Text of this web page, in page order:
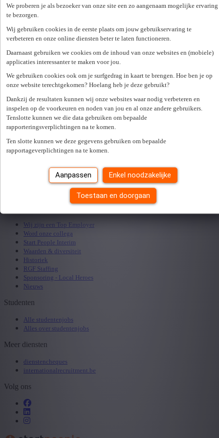
We proberen je als bezoeker van onze site een zo aangenaam mogelijke ervaring
te bezorgen.
Wij gebruiken cookies in de eerste plaats om jouw gebruikservaring te
verbeteren en onze online diensten beter te laten functioneren.
Daarnaast gebruiken we cookies om de inhoud van onze websites en (mobiele)
applicaties interessanter te maken voor jou.
We gebruiken cookies ook om je surfgedrag in kaart te brengen. Hoe ben je op
onze website terechtgekomen? Hoelang heb je deze gebruikt?
Dankzij de resultaten kunnen wij onze websites waar nodig verbeteren en
inspelen op de voorkeuren en noden van jou en al onze andere gebruikers.
Tenslotte kunnen we die data gebruiken om bepaalde
rapporteringsverplichtingen na te komen.
Ten slotte kunnen we deze gegevens gebruiken om bepaalde
rapportageverplichtingen na te komen.
Aanpassen Enkel noodzakelijke
Toestaan en doorgaan
Er is een fout opgetreden. Gelieve later opnieuw te proberen.
Zoek een kantoor in je buurt
Zoek kantoor
Vacatures
Alle vaste jobs
Alle tijdelijke jobs
Alles over interimwerken
Werkgevers
Openstaande vacature doorsturen
Uitzendkrachten
Diensten op maat
Onze specialisaties
Wij zijn een Top Employer
Word onze collega
Start People Interim
Waarden & diversiteit
Historiek
RGF Staffing
Sponsoring - Local Heroes
Nieuws
Studenten
Alle studentenjobs
Alles over studentenjobs
Meer diensten
dienstencheques
internationalrecruitment.be
Volg ons